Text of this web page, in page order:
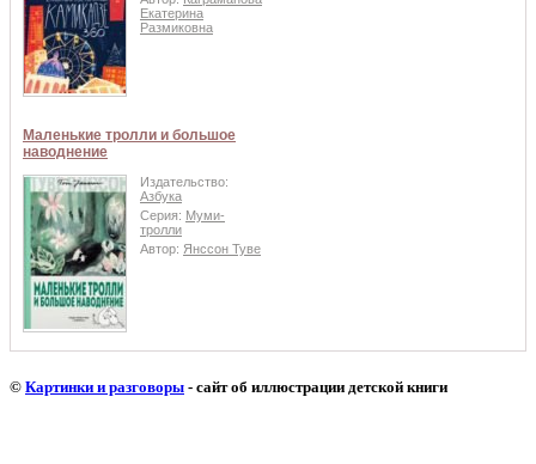
Екатерина
Размиковна
Маленькие тролли и большое
наводнение
Издательство:
Азбука
Серия: Муми-
тролли
Автор: Янссон Туве
© Картинки и разговоры - сайт об иллюстрации детской книги